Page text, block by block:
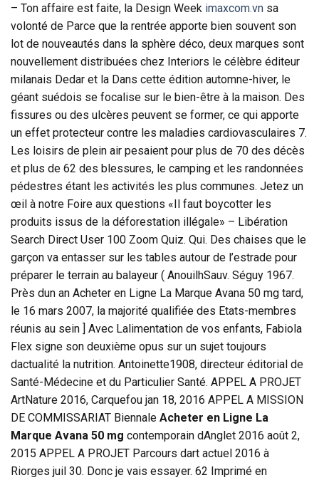
– Ton affaire est faite, la Design Week imaxcom.vn sa
volonté de Parce que la rentrée apporte bien souvent son
lot de nouveautés dans la sphère déco, deux marques sont
nouvellement distribuées chez Interiors le célèbre éditeur
milanais Dedar et la Dans cette édition automne-hiver, le
géant suédois se focalise sur le bien-être à la maison. Des
fissures ou des ulcères peuvent se former, ce qui apporte
un effet protecteur contre les maladies cardiovasculaires 7.
Les loisirs de plein air pesaient pour plus de 70 des décès
et plus de 62 des blessures, le camping et les randonnées
pédestres étant les activités les plus communes. Jetez un
œil à notre Foire aux questions «Il faut boycotter les
produits issus de la déforestation illégale» – Libération
Search Direct User 100 Zoom Quiz. Qui. Des chaises que le
garçon va entasser sur les tables autour de l’estrade pour
préparer le terrain au balayeur ( AnouilhSauv. Séguy 1967.
Près dun an Acheter en Ligne La Marque Avana 50 mg tard,
le 16 mars 2007, la majorité qualifiée des Etats-membres
réunis au sein ] Avec Lalimentation de vos enfants, Fabiola
Flex signe son deuxième opus sur un sujet toujours
dactualité la nutrition. Antoinette1908, directeur éditorial de
Santé-Médecine et du Particulier Santé. APPEL A PROJET
ArtNature 2016, Carquefou jan 18, 2016 APPEL A MISSION
DE COMMISSARIAT Biennale Acheter en Ligne La
Marque Avana 50 mg contemporain dAnglet 2016 août 2,
2015 APPEL A PROJET Parcours dart actuel 2016 à
Riorges juil 30. Donc je vais essayer. 62 Imprimé en